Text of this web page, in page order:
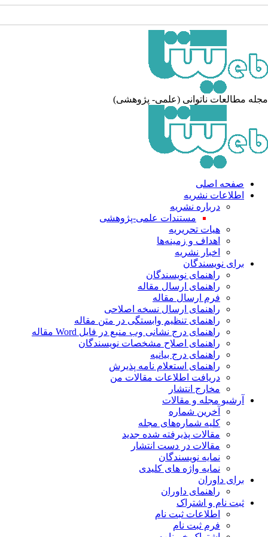
مطالعات ناتوانی (علمی- پژوهشی)
صفحه اصلی
اطلاعات نشریه
درباره نشریه
مستندات علمی-پژوهشی
هیات تحریریه
اهداف و زمینه‌ها
اخبار نشریه
برای نویسندگان
راهنمای نویسندگان
راهنمای ارسال مقاله
فرم ارسال مقاله
راهنمای ارسال نسخه اصلاحی
راهنمای تنظیم وابستگی در متن مقاله
راهنمای درج نشانی وب منبع در فایل Word مقاله
راهنمای اصلاح مشخصات نویسندگان
راهنمای درج بیانیه
راهنمای استعلام نامه پذیرش
دریافت اطلاعات مقالات من
مخارج انتشار
آرشیو مجله و مقالات
آخرین شماره
کلیه شماره‌های مجله
مقالات پذیرفته شده جدید
مقالات در دست انتشار
نمایه نویسندگان
نمایه واژه های کلیدی
برای داوران
راهنمای داوران
ثبت نام و اشتراک
اطلاعات ثبت نام
فرم ثبت نام